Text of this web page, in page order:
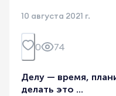
10 августа 2021 г.
0 74
Делу — время,
делать это ...